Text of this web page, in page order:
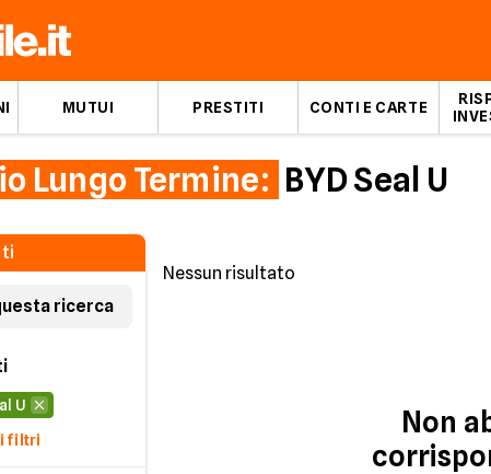
MUTUI PRESTITI CONTI E CARTE
Lungo Termine: BYD Seal U
ricerca
U
i filtri
Nessun risultato
Non